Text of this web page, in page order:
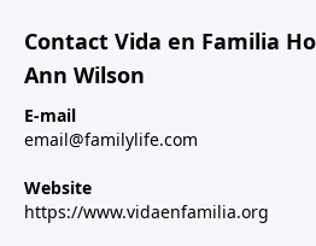
Contact Vida en Familia
Ann Wilson
E-mail
email@familylife.com
Website
https://www.vidaenfamilia.org